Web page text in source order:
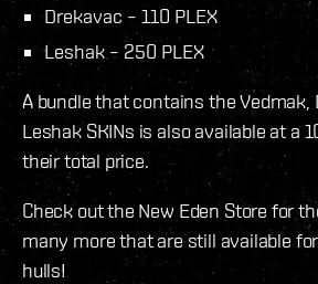
Drekavac – 110 PLEX
Leshak – 250 PLEX
A bundle that contains the Vedmak,
Leshak SKINs is also available at a
their total price.
Check out the New Eden Store for
many more that are still available
hulls!